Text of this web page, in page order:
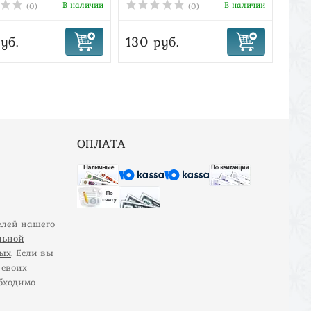
(0) В наличии (0) В наличии
130 руб.
нашего
. Если вы
ОПЛАТА